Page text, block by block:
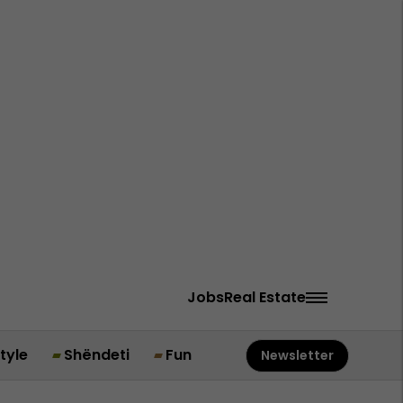
JobsReal Estate
Shëndeti Fun Newsletter